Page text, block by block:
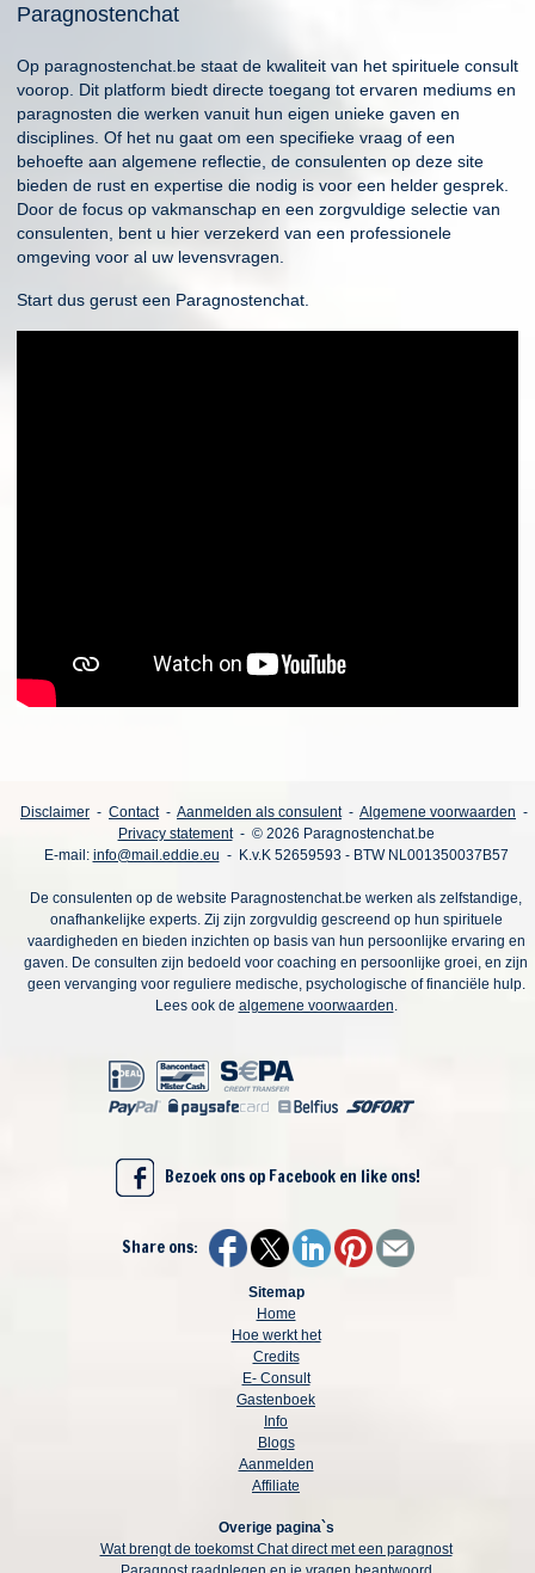
Paragnostenchat
Op paragnostenchat.be staat de kwaliteit van het spirituele consult
voorop. Dit platform biedt directe toegang tot ervaren mediums en
paragnosten die werken vanuit hun eigen unieke gaven en
disciplines. Of het nu gaat om een specifieke vraag of een
behoefte aan algemene reflectie, de consulenten op deze site
bieden de rust en expertise die nodig is voor een helder gesprek.
Door de focus op vakmanschap en een zorgvuldige selectie van
consulenten, bent u hier verzekerd van een professionele
omgeving voor al uw levensvragen.
Start dus gerust een Paragnostenchat.
Disclaimer - Contact- Aanmelden als consulent- Algemene voorwaarden -
Privacy statement- © 2026 Paragnostenchat.be
E-mail: info@mail.eddie.eu - K.v.K 52659593 - BTW NL001350037B57
De consulenten op de website Paragnostenchat.be werken als zelfstandige,
onafhankelijke experts. Zij zijn zorgvuldig gescreend op hun spirituele
vaardigheden en bieden inzichten op basis van hun persoonlijke ervaring en
gaven. De consulten zijn bedoeld voor coaching en persoonlijke groei, en zijn
geen vervanging voor reguliere medische, psychologische of financiële hulp.
Lees ook de algemene voorwaarden.
Bezoek ons op Facebook en like ons!
Share ons:
Sitemap
Home
Hoe werkt het
Credits
E- Consult
Gastenboek
Info
Blogs
Aanmelden
Affiliate
Overige pagina`s
Wat brengt de toekomst Chat direct met een paragnost